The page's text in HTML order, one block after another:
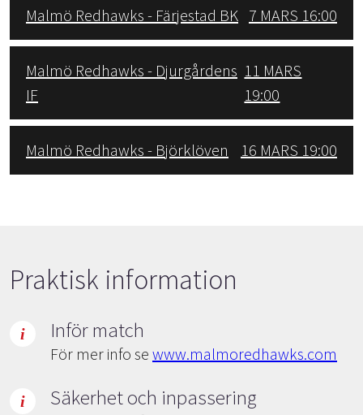
Malmö Redhawks - Färjestad BK 7 MARS 16:00
Malmö Redhawks - Djurgårdens
IF
11 MARS
19:00
Malmö Redhawks - Björklöven 16 MARS 19:00
Praktisk information
Inför match
För mer info se www.malmoredhawks.com
Säkerhet och inpassering